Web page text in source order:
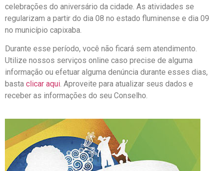
celebrações do aniversário da cidade. As atividades se
regularizam a partir do dia 08 no estado fluminense e dia 09
no município capixaba.
Durante esse período, você não ficará sem atendimento.
Utilize nossos serviços online caso precise de alguma
informação ou efetuar alguma denúncia durante esses dias,
basta clicar aqui. Aproveite para atualizar seus dados e
receber as informações do seu Conselho.